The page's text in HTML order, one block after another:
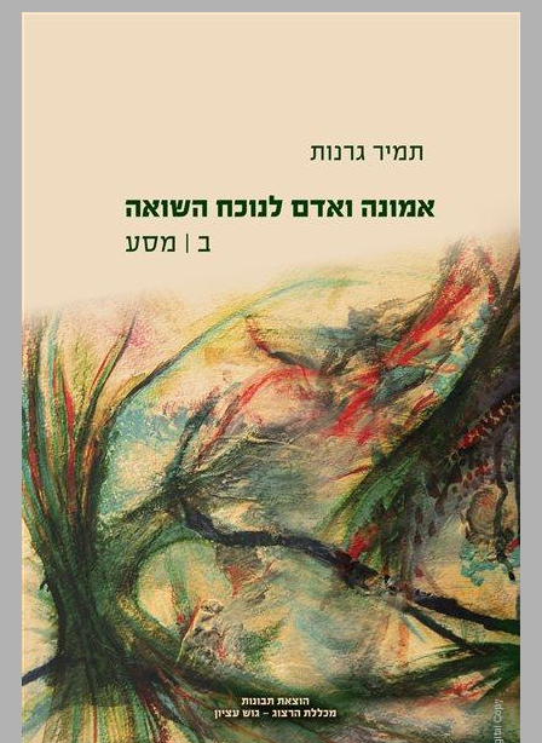
אמונה ואדם לנוכח השואה ב מסע ... 0